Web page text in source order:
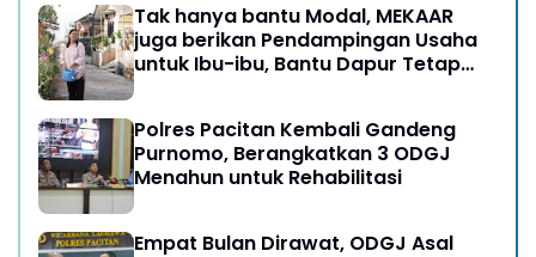
Tak hanya bantu Modal, MEKAAR
juga berikan Pendampingan Usaha
untuk Ibu-ibu, Bantu Dapur Tetap
Polres Pacitan Kembali Gandeng
Purnomo, Berangkatkan 3 ODGJ
Menahun untuk Rehabilitasi
Empat Bulan Dirawat, ODGJ Asal